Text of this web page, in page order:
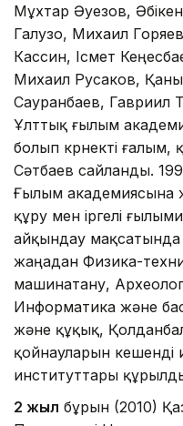
Мұхтар Әуезов,
Галузо, Михаил
Кассин, Ісмет
Михаил Русаков,
Сауранбаев, Гавриил
Ұлттық ғылым
болып көрнекті
Сәтбаев сайланды.
Ғылым академиясына
құру мен іргелі
айқындау мақсатында
жаңадан Физика-
машинатану,
Информатика және
және құқық,
қойнауларын кешенді
институттары
2 жыл бұрын (2010)